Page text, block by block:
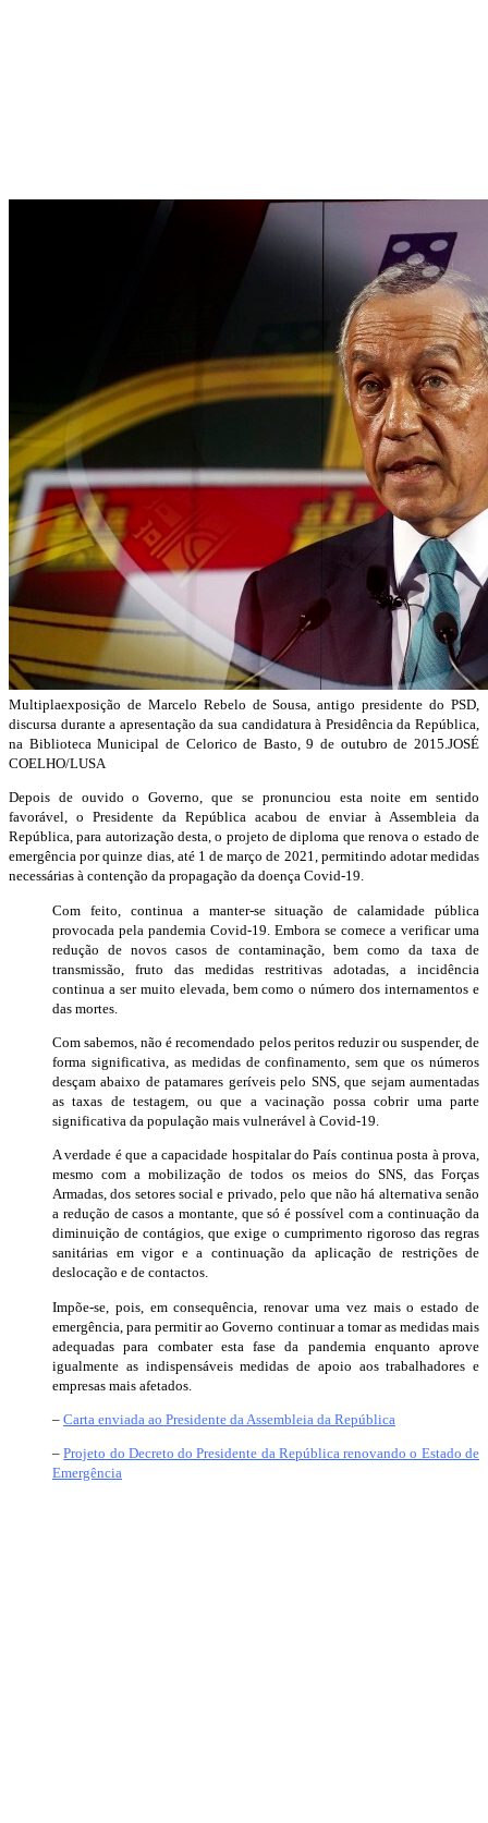
Multiplaexposição de Marcelo Rebelo de Sousa, antigo presidente do PSD,
discursa durante a apresentação da sua candidatura à Presidência da República,
na Biblioteca Municipal de Celorico de Basto, 9 de outubro de 2015.JOSÉ
COELHO/LUSA
Depois de ouvido o Governo, que se pronunciou esta noite em sentido
favorável, o Presidente da República acabou de enviar à Assembleia da
República, para autorização desta, o projeto de diploma que renova o estado de
emergência por quinze dias, até 1 de março de 2021, permitindo adotar medidas
necessárias à contenção da propagação da doença Covid-19.
Com feito, continua a manter-se situação de calamidade pública
provocada pela pandemia Covid-19. Embora se comece a verificar uma
redução de novos casos de contaminação, bem como da taxa de
transmissão, fruto das medidas restritivas adotadas, a incidência
continua a ser muito elevada, bem como o número dos internamentos e
das mortes.
Com sabemos, não é recomendado pelos peritos reduzir ou suspender, de
forma significativa, as medidas de confinamento, sem que os números
desçam abaixo de patamares geríveis pelo SNS, que sejam aumentadas
as taxas de testagem, ou que a vacinação possa cobrir uma parte
significativa da população mais vulnerável à Covid-19.
A verdade é que a capacidade hospitalar do País continua posta à prova,
mesmo com a mobilização de todos os meios do SNS, das Forças
Armadas, dos setores social e privado, pelo que não há alternativa senão
a redução de casos a montante, que só é possível com a continuação da
diminuição de contágios, que exige o cumprimento rigoroso das regras
sanitárias em vigor e a continuação da aplicação de restrições de
deslocação e de contactos.
Impõe-se, pois, em consequência, renovar uma vez mais o estado de
emergência, para permitir ao Governo continuar a tomar as medidas mais
adequadas para combater esta fase da pandemia enquanto aprove
igualmente as indispensáveis medidas de apoio aos trabalhadores e
empresas mais afetados.
– Carta enviada ao Presidente da Assembleia da República
– Projeto do Decreto do Presidente da República renovando o Estado de
Emergência